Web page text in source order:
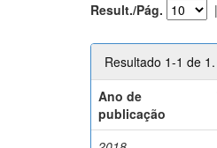
Result./Pág. |
Resultado 1-1 de 1.
Ano de
publicação